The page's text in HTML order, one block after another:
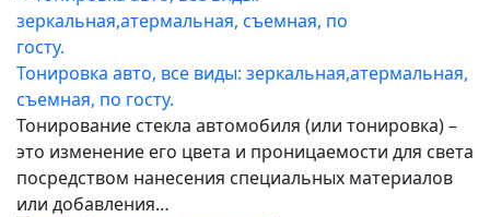
Тонировка авто, все виды: зеркальная,атермальная,
съемная, по госту.
Тонирование стекла автомобиля (или тонировка) –
это изменение его цвета и проницаемости для света
посредством нанесения специальных материалов
или добавления…